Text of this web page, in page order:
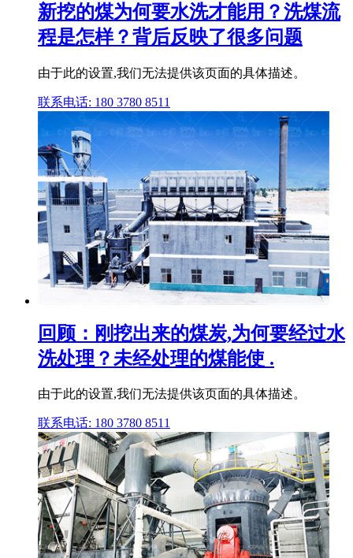
新挖的煤为何要水洗才能用？洗煤流
程是怎样？背后反映了很多问题
由于此的设置,我们无法提供该页面的具体描述。
联系电话: 180 3780 8511
回顾：刚挖出来的煤炭,为何要经过水
洗处理？未经处理的煤能使 .
由于此的设置,我们无法提供该页面的具体描述。
联系电话: 180 3780 8511